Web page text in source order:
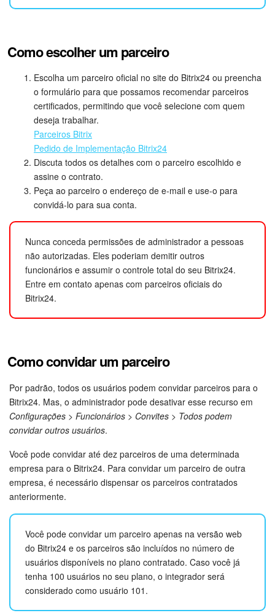
Agendamento on-line
CoPilot - IA no Bitrix24
Contact Center
Telefonia
CRM + Loja On-line
Sales Center
Criador de BI
Automação
Marketing
Gerenciamento do inventário
Assinatura eletrônica para RH
Assinatura eletrônica
Base de conhecimento
Videoconferências em HD
Processos de negócio
Como escolher um parceiro
Escolha um parceiro oficial no site do Bitrix24 ou preencha
o formulário para que possamos recomendar parceiros
certificados, permitindo que você selecione com quem
deseja trabalhar.
Parceiros Bitrix
Pedido de Implementação Bitrix24
Discuta todos os detalhes com o parceiro escolhido e
assine o contrato.
Peça ao parceiro o endereço de e-mail e use-o para
convidá-lo para sua conta.
Nunca conceda permissões de administrador a pessoas
não autorizadas. Eles poderiam demitir outros
funcionários e assumir o controle total do seu Bitrix24.
Entre em contato apenas com parceiros oficiais do
Bitrix24.
Como convidar um parceiro
Por padrão, todos os usuários podem convidar parceiros para o
Bitrix24. Mas, o administrador pode desativar esse recurso em
Configurações > Funcionários > Convites > Todos podem
convidar outros usuários.
Você pode convidar até dez parceiros de uma determinada
empresa para o Bitrix24. Para convidar um parceiro de outra
empresa, é necessário dispensar os parceiros contratados
anteriormente.
Você pode convidar um parceiro apenas na versão web
do Bitrix24 e os parceiros são incluídos no número de
usuários disponíveis no plano contratado. Caso você já
tenha 100 usuários no seu plano, o integrador será
considerado como usuário 101.